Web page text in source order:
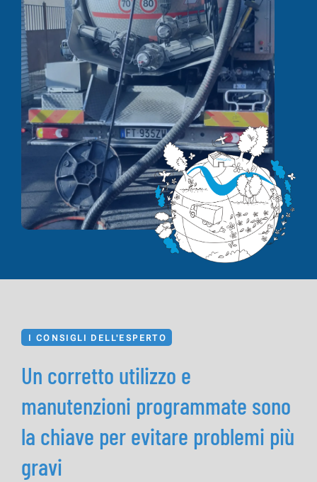
I CONSIGLI DELL'ESPERTO
Un corretto utilizzo e
manutenzioni programmate sono
la chiave per evitare problemi più
gravi